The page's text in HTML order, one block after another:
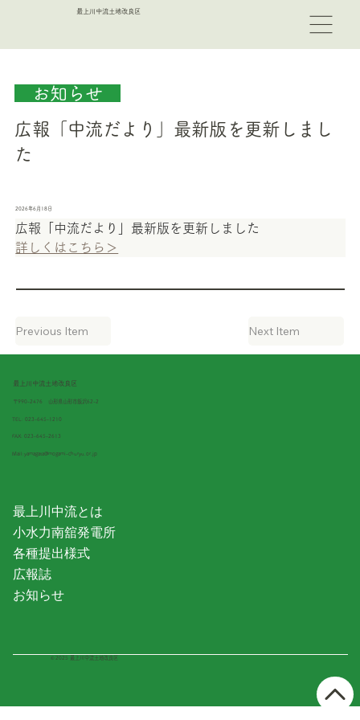
最上川中流土地改良区
お知らせ
広報「中流だより」最新版を更新しまし
た
2026年6月18日
広報「中流だより」最新版を更新しました
詳しくはこちら＞
Previous Item Next Item
最上川中流土地改良区
〒990-2476 山形県山形市飯沢62-2
TEL: 023-645-1210
FAX: 023-645-2613
Mail:yamagata@mogami-churyu.or.jp
最上川中流とは
小水力南舘発電所
各種提出様式
広報誌
お知らせ
© 2025 最上川中流土地改良区